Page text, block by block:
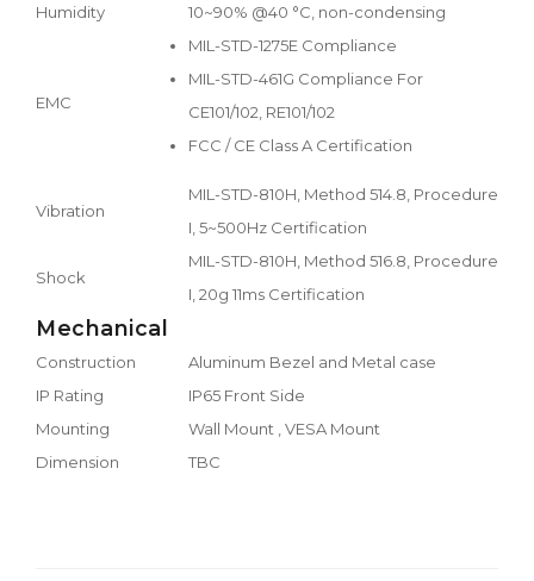
Humidity
10~90% @40 °C, non-condensing
EMC
MIL-STD-1275E Compliance
MIL-STD-461G Compliance For
CE101/102, RE101/102
FCC / CE Class A Certification
Vibration
MIL-STD-810H, Method 514.8, Procedure
I, 5~500Hz Certification
Shock
MIL-STD-810H, Method 516.8, Procedure
I, 20g 11ms Certification
Mechanical
Construction
Aluminum Bezel and Metal case
IP Rating
IP65 Front Side
Mounting
Wall Mount , VESA Mount
Dimension
TBC